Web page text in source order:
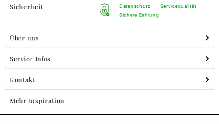
Sicherheit
Datenschutz
Sichere Zahlung
Servicequalität
Über uns
Service Infos
Kontakt
Mehr Inspiration